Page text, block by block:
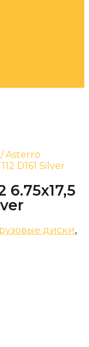
/ Asterro
D161 Silver
6.75x17,5
диски,